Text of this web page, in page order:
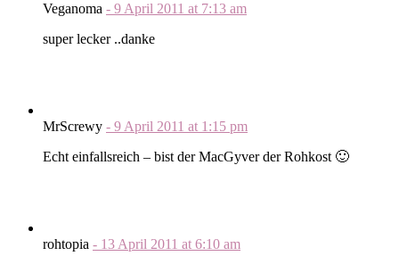
Veganoma - 9 April 2011 at 7:13 am
super lecker ..danke
MrScrewy - 9 April 2011 at 1:15 pm
Echt einfallsreich – bist der MacGyver der Rohkost 🙂
rohtopia - 13 April 2011 at 6:10 am